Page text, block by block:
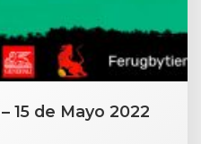
15 de Mayo 2022